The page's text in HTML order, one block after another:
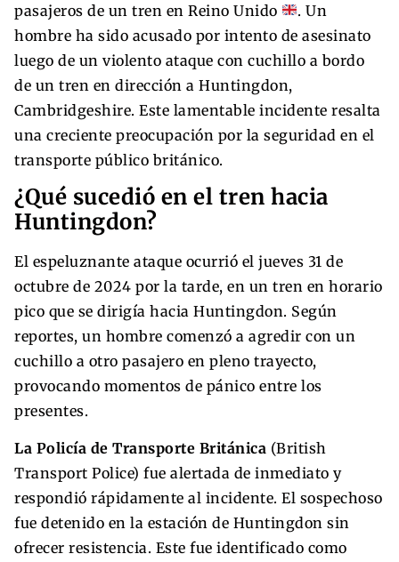
pasajeros de un tren en Reino Unido
. Un
hombre ha sido acusado por intento de asesinato
luego de un violento ataque con cuchillo a bordo
de un tren en dirección a Huntingdon,
Cambridgeshire. Este lamentable incidente resalta
una creciente preocupación por la seguridad en el
transporte público británico.
¿Qué sucedió en el tren hacia
Huntingdon?
El espeluznante ataque ocurrió el jueves 31 de
octubre de 2024 por la tarde, en un tren en horario
pico que se dirigía hacia Huntingdon. Según
reportes, un hombre comenzó a agredir con un
cuchillo a otro pasajero en pleno trayecto,
provocando momentos de pánico entre los
presentes.
La Policía de Transporte Británica (British
Transport Police) fue alertada de inmediato y
respondió rápidamente al incidente. El sospechoso
fue detenido en la estación de Huntingdon sin
ofrecer resistencia. Este fue identificado como